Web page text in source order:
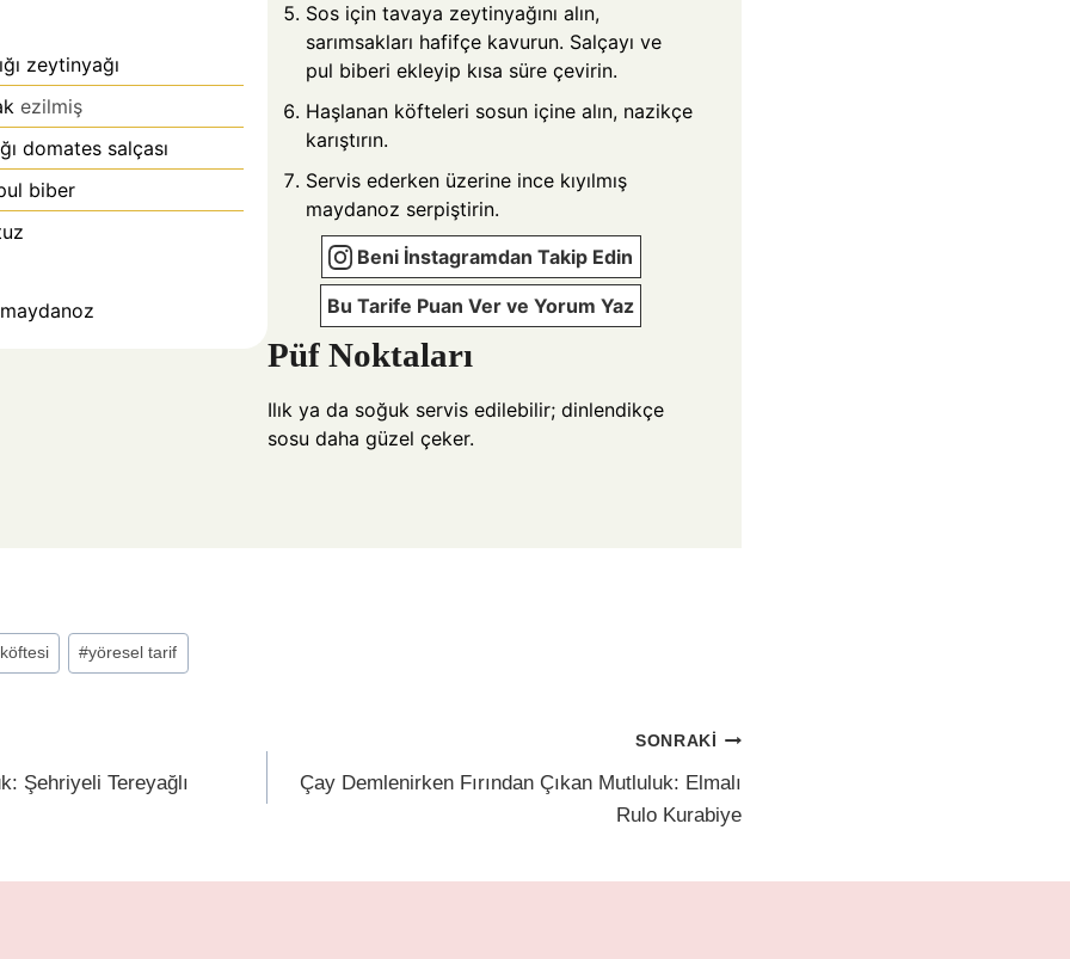
zeytinyağı
ezilmiş
domates salçası
biber
maydanoz
Sos için tavaya zeytinyağını alın,
sarımsakları hafifçe kavurun. Salçayı ve
pul biberi ekleyip kısa süre çevirin.
Haşlanan köfteleri sosun içine alın, nazikçe
karıştırın.
Servis ederken üzerine ince kıyılmış
maydanoz serpiştirin.
Beni İnstagramdan Takip Edin
Bu Tarife Puan Ver ve Yorum Yaz
Püf Noktaları
Ilık ya da soğuk servis edilebilir; dinlendikçe
sosu daha güzel çeker.
#yöresel tarif
Şehriyeli Tereyağlı
SONRAKI
Çay Demlenirken Fırından Çıkan Mutluluk: Elmalı
Rulo Kurabiye